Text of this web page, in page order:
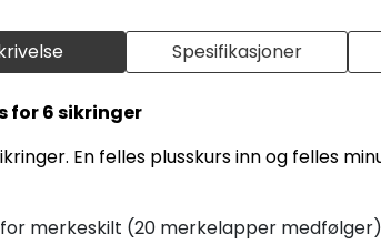
Spesifikasjoner
for 6 sikringer
En felles plusskurs inn og felles
merkeskilt (20 merkelapper medfølger)